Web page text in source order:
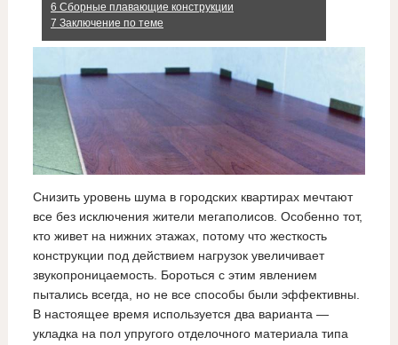
6 Сборные плавающие конструкции
7 Заключение по теме
Снизить уровень шума в городских квартирах мечтают
все без исключения жители мегаполисов. Особенно тот,
кто живет на нижних этажах, потому что жесткость
конструкции под действием нагрузок увеличивает
звукопроницаемость. Бороться с этим явлением
пытались всегда, но не все способы были эффективны.
В настоящее время используется два варианта —
укладка на пол упругого отделочного материала типа